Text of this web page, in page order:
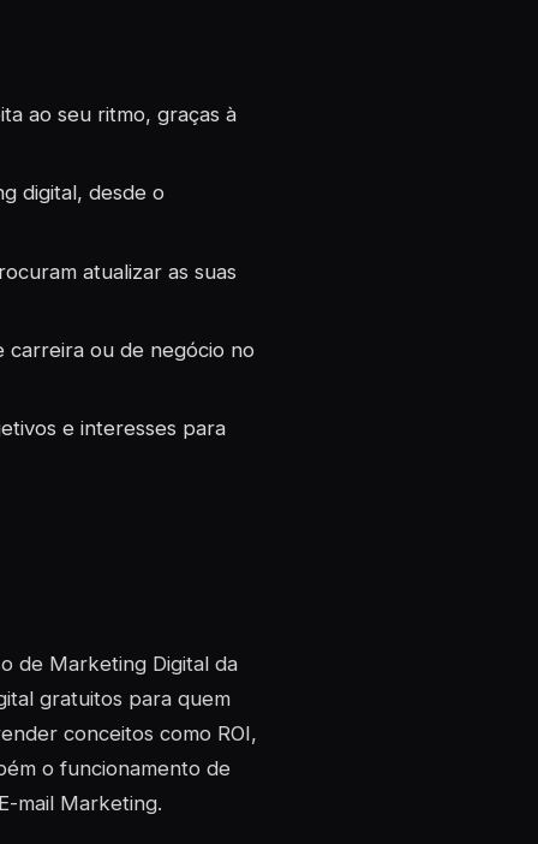
ao seu ritmo, graças à
digital, desde o
atualizar as suas
ou de negócio no
e interesses para
de Marketing Digital da
gratuitos para quem
conceitos como ROI,
o funcionamento de
mail Marketing.